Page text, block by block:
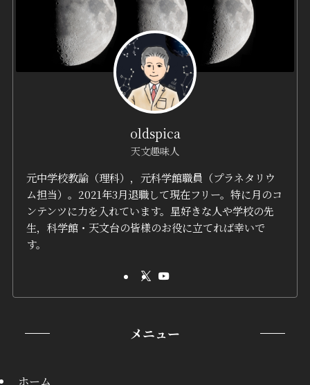
oldspica
天文趣味人
元中学校教諭（理科），元科学館職員（プラネタリウ
ム担当）。2021年3月退職して現在フリー。特に月のコ
ンテンツに力を入れています。星好きな人や学校の先
生，科学館・天文台の皆様のお役に立てれば幸いで
す。
メニュー
ホーム